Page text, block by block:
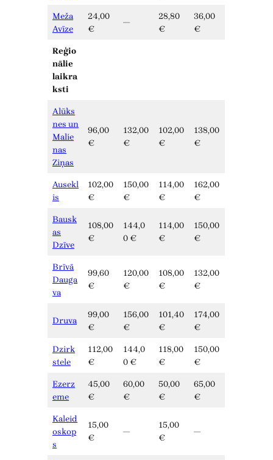
Meža
Avīze
24,00
€
—
28,80
€
36,00
€
Reģio
nālie
laikra
ksti
Alūks
nes un
Malie
nas
Ziņas
96,00
€
132,00
€
102,00
€
138,00
€
Ausekl
is
102,00
€
150,00
€
114,00
€
162,00
€
Bausk
as
Dzīve
108,00
€
144,0
0 €
114,00
€
150,00
€
Brīvā
Dauga
va
99,60
€
120,00
€
108,00
€
132,00
€
Druva
99,00
€
156,00
€
101,40
€
174,00
€
Dzirk
stele
112,00
€
144,0
0 €
118,00
€
150,00
€
Ezerz
eme
45,00
€
60,00
€
50,00
€
65,00
€
Kaleid
oskop
s
15,00
€
—
15,00
€
—